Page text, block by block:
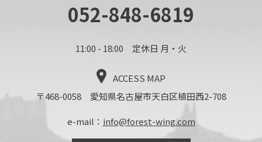
052-848-6819
11:00 - 18:00 定休日 月・火
ACCESS MAP
〒468-0058 愛知県名古屋市天白区植田西2-708
e-mail： info@forest-wing.com